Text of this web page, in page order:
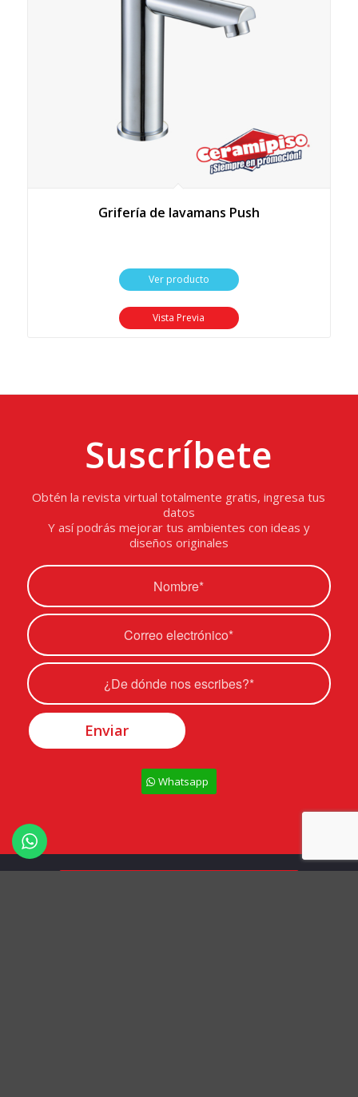
Grifería de lavamans Push
Ver producto
Vista Previa
Suscríbete
Obtén la revista virtual totalmente gratis, ingresa tus
datos
Y así podrás mejorar tus ambientes con ideas y
diseños originales
Whatsapp